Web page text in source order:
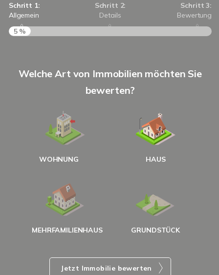
Schritt 1:
Allgemein
Schritt 2:
Details
Schritt 3:
Bewertung
5 %
Welche Art von Immobilien möchten Sie
bewerten?
WOHNUNG HAUS
MEHRFAMILIENHAUS GRUNDSTÜCK
Jetzt Immobilie bewerten